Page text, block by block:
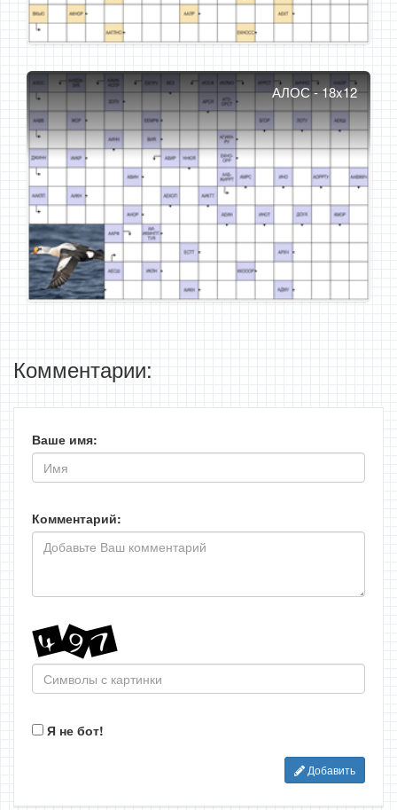
АЛОС - 18x12
Комментарии:
Ваше имя:
Комментарий:
Я не бот!
Добавить